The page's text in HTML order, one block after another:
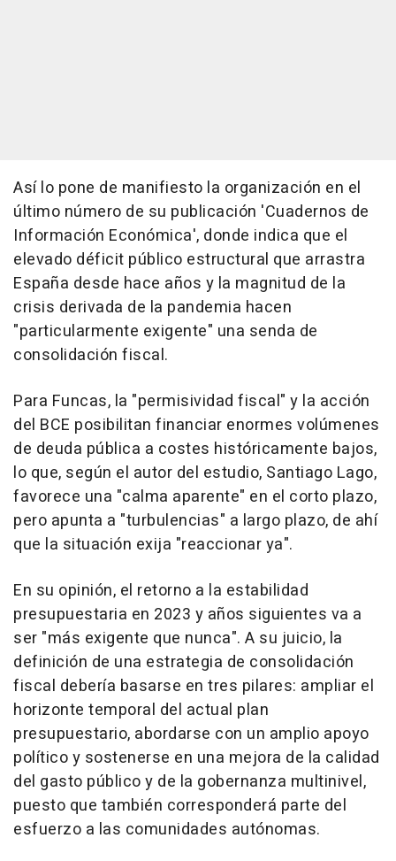
Así lo pone de manifiesto la organización en el
último número de su publicación 'Cuadernos de
Información Económica', donde indica que el
elevado déficit público estructural que arrastra
España desde hace años y la magnitud de la
crisis derivada de la pandemia hacen
"particularmente exigente" una senda de
consolidación fiscal.
Para Funcas, la "permisividad fiscal" y la acción
del BCE posibilitan financiar enormes volúmenes
de deuda pública a costes históricamente bajos,
lo que, según el autor del estudio, Santiago Lago,
favorece una "calma aparente" en el corto plazo,
pero apunta a "turbulencias" a largo plazo, de ahí
que la situación exija "reaccionar ya".
En su opinión, el retorno a la estabilidad
presupuestaria en 2023 y años siguientes va a
ser "más exigente que nunca". A su juicio, la
definición de una estrategia de consolidación
fiscal debería basarse en tres pilares: ampliar el
horizonte temporal del actual plan
presupuestario, abordarse con un amplio apoyo
político y sostenerse en una mejora de la calidad
del gasto público y de la gobernanza multinivel,
puesto que también corresponderá parte del
esfuerzo a las comunidades autónomas.